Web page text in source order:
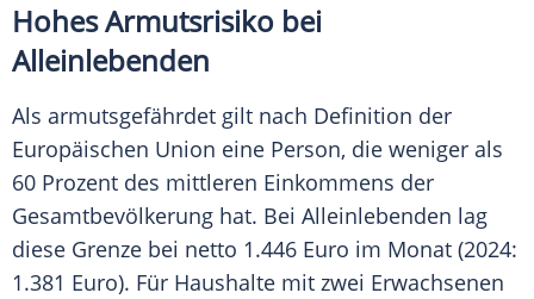
Hohes Armutsrisiko bei
Alleinlebenden
Als armutsgefährdet gilt nach Definition der
Europäischen Union eine Person, die weniger als
60 Prozent des mittleren Einkommens der
Gesamtbevölkerung hat. Bei Alleinlebenden lag
diese Grenze bei netto 1.446 Euro im Monat (2024:
1.381 Euro). Für Haushalte mit zwei Erwachsenen